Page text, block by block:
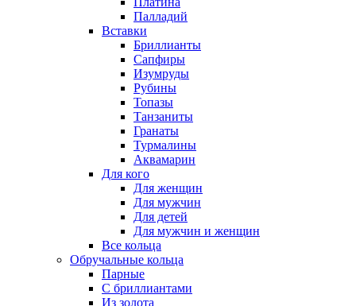
Палладий
Вставки
Бриллианты
Сапфиры
Изумруды
Рубины
Топазы
Танзаниты
Гранаты
Турмалины
Аквамарин
Для кого
Для женщин
Для мужчин
Для детей
Для мужчин и женщин
Все кольца
Обручальные кольца
Парные
С бриллиантами
Из золота